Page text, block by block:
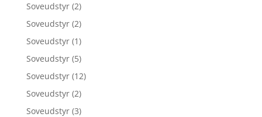
Soveudstyr (2)
Soveudstyr (2)
Soveudstyr (1)
Soveudstyr (5)
Soveudstyr (12)
Soveudstyr (2)
Soveudstyr (3)